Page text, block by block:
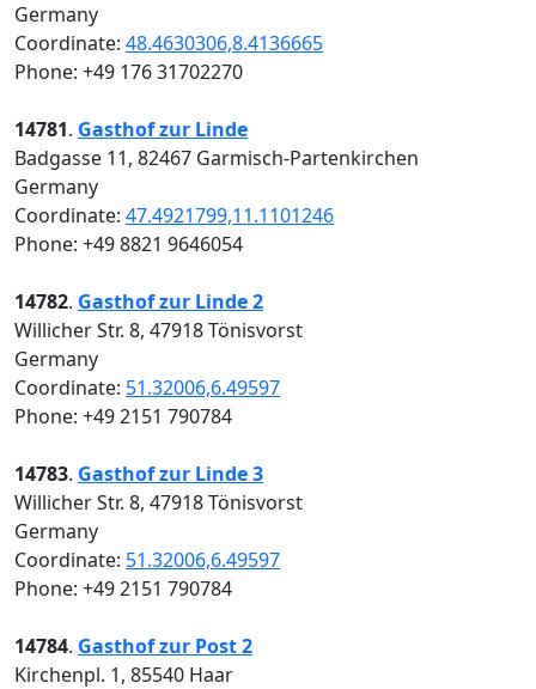
Germany
Coordinate: 48.4630306,8.4136665
Phone: +49 176 31702270
14781. Gasthof zur Linde
Badgasse 11, 82467 Garmisch-Partenkirchen
Germany
Coordinate: 47.4921799,11.1101246
Phone: +49 8821 9646054
14782. Gasthof zur Linde 2
Willicher Str. 8, 47918 Tönisvorst
Germany
Coordinate: 51.32006,6.49597
Phone: +49 2151 790784
14783. Gasthof zur Linde 3
Willicher Str. 8, 47918 Tönisvorst
Germany
Coordinate: 51.32006,6.49597
Phone: +49 2151 790784
14784. Gasthof zur Post 2
Kirchenpl. 1, 85540 Haar